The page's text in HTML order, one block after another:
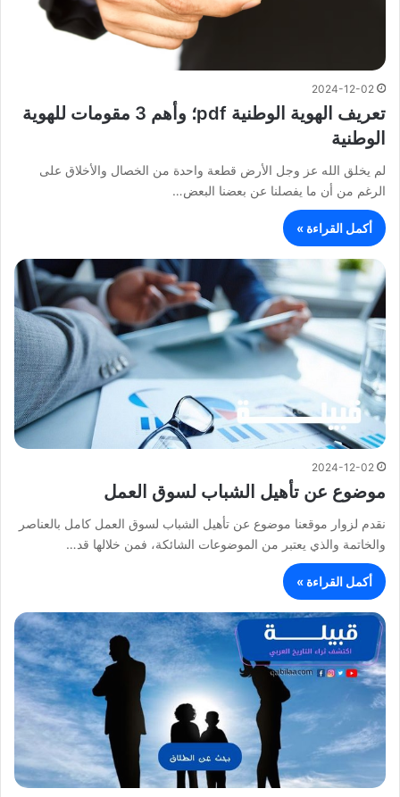
2024-12-02
تعريف الهوية الوطنية pdf؛ وأهم 3 مقومات للهوية
الوطنية
لم يخلق الله عز وجل الأرض قطعة واحدة من الخصال والأخلاق على
الرغم من أن ما يفصلنا عن بعضنا البعض…
أكمل القراءة »
2024-12-02
موضوع عن تأهيل الشباب لسوق العمل
نقدم لزوار موقعنا موضوع عن تأهيل الشباب لسوق العمل كامل بالعناصر
والخاتمة والذي يعتبر من الموضوعات الشائكة، فمن خلالها قد…
أكمل القراءة »